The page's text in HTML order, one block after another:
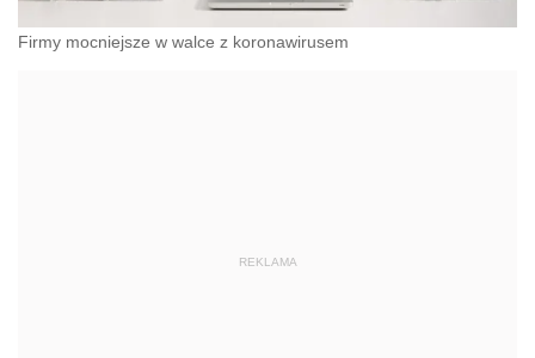
Firmy mocniejsze w walce z koronawirusem